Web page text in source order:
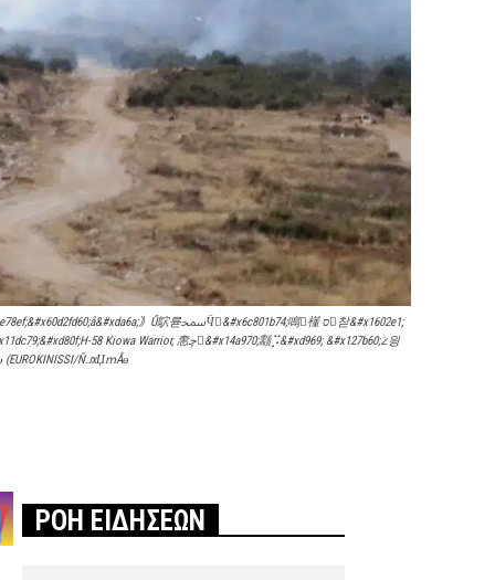
砰񯳰ܨ婡 𯵠ݷﵭ ꡴ᢜ륩 &#x121833;&#x125add;&#x1e7834;粠e񯰯񟡲 Ӵ񡴯&#x6c83ecf4;場ᠥ멪&#x30d25c61; &#xd860;᭡뜢ﵭ &#x129ca5;𩷥鱧󩡪ݲ &#x12fd72; ᰯ󴯫ݲ,Н찴砳0 ɡ&#xdbf5;ᱟﵠ2020 (EUROKINISSI/Ñ.ԕЏՠÅө
ΡΟΗ ΕΙΔΗΣΕΩΝ